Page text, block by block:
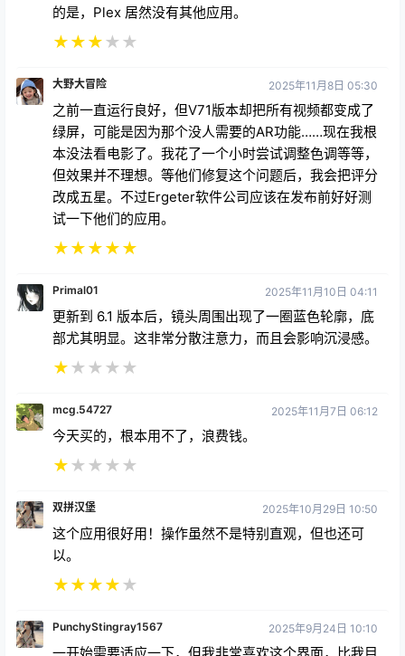
的是，Plex 居然没有其他应用。
★★★★ ★
大野大冒险 2025年11月8日 05:30
之前一直运行良好，但V71版本却把所有视频都变成了
绿屏，可能是因为那个没人需要的AR功能……现在我根
本没法看电影了。我花了一个小时尝试调整色调等等，
但效果并不理想。等他们修复这个问题后，我会把评分
改成五星。不过Ergeter软件公司应该在发布前好好测
试一下他们的应用。
★★★★★
Primal01 2025年11月10日 04:11
更新到 6.1 版本后，镜头周围出现了一圈蓝色轮廓，底
部尤其明显。这非常分散注意力，而且会影响沉浸感。
★★ ★ ★ ★
mcg.54727 2025年11月7日 06:12
今天买的，根本用不了，浪费钱。
★★ ★ ★ ★
双拼汉堡 2025年10月29日 10:50
这个应用很好用！操作虽然不是特别直观，但也还可
以。
★★★★★
PunchyStingray1567 2025年9月24日 10:10
一开始需要适应一下，但我非常喜欢这个界面，比我目